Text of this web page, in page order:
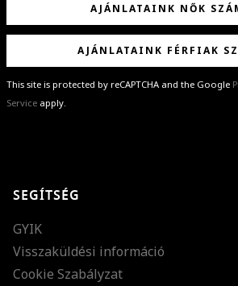
AJÁNLATAINK NŐK
AJÁNLATAINK FÉRFIAK
This site is protected by reCAPTCHA and the Google
Service apply.
különleges ajánlatainkat és
SEGÍTSÉG
GYIK
Visszaküldési információ
Cookie Szabályzat